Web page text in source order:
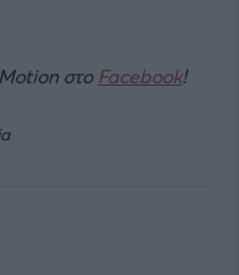
στο Facebook!